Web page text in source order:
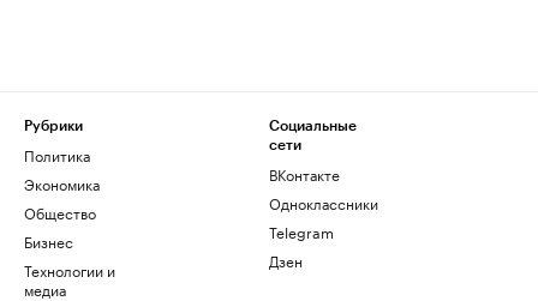
Рубрики
Политика
Экономика
Общество
Бизнес
Технологии и
медиа
Социальные
сети
ВКонтакте
Одноклассники
Telegram
Дзен